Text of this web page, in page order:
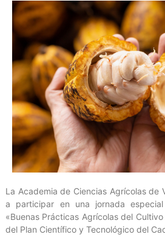
La Academia de Ciencias Agrícolas de
a participar en una jornada
«Buenas Prácticas Agrícolas del
del Plan Científico y Tecnológico del